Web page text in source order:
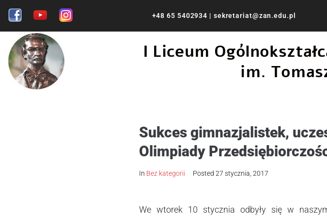
+48 65 5402934 | sekretariat@zan.edu.pl
I Liceum
im.
Sukces gimnazjalistek,
Olimpiady
In Bez kategorii Posted 27 stycznia, 2017
We wtorek 10 stycznia odbyły się w